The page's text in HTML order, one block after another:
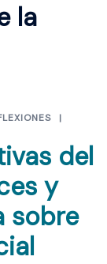
la
del
y
sobre